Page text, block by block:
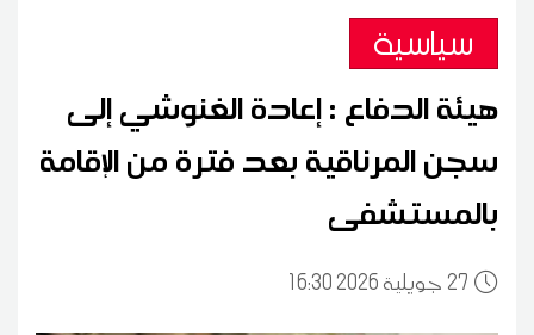
سياسية
هيئة الدفاع : إعادة الغنوشي إلى
سجن المرناقية بعد فترة من الإقامة
بالمستشفى
27 16:30 2026 جويلية